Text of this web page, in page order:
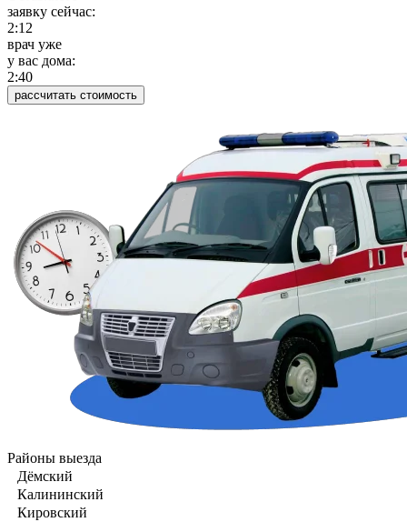
заявку сейчас:
2:12
врач уже
у вас дома:
2:40
рассчитать стоимость
Районы выезда
Дёмский
Калининский
Кировский